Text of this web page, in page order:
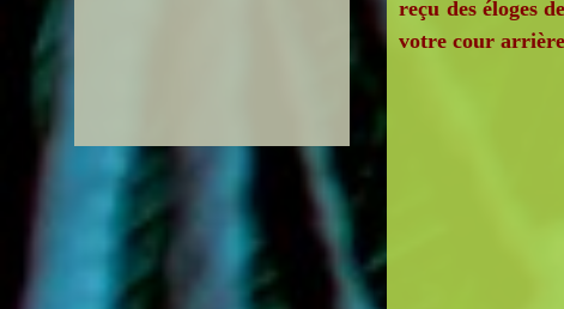
reçu des éloges
votre cour